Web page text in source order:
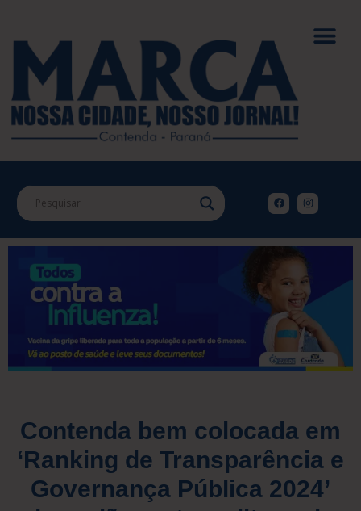
Contenda bem colocada em
‘Ranking de Transparência e
Governança Pública 2024’